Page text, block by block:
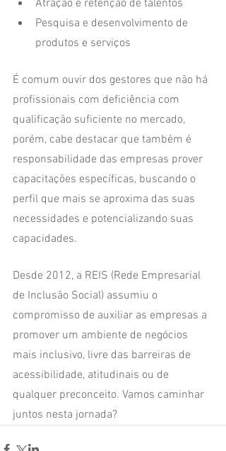
Atração e retenção de talentos
Pesquisa e desenvolvimento de
produtos e serviços
É comum ouvir dos gestores que não há
profissionais com deficiência com
qualificação suficiente no mercado,
porém, cabe destacar que também é
responsabilidade das empresas prover
capacitações específicas, buscando o
perfil que mais se aproxima das suas
necessidades e potencializando suas
capacidades.
Desde 2012, a REIS (Rede Empresarial
de Inclusão Social) assumiu o
compromisso de auxiliar as empresas a
promover um ambiente de negócios
mais inclusivo, livre das barreiras de
acessibilidade, atitudinais ou de
qualquer preconceito. Vamos caminhar
juntos nesta jornada?